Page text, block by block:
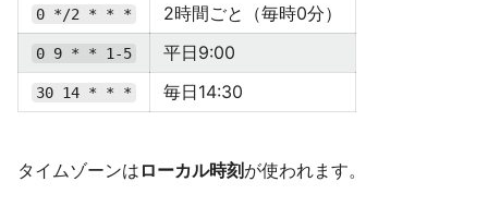
0 */2 * * * 2時間ごと（毎時0分）
0 9 * * 1-5 平日9:00
30 14 * * * 毎日14:30
タイムゾーンは ローカル時刻が使われます。